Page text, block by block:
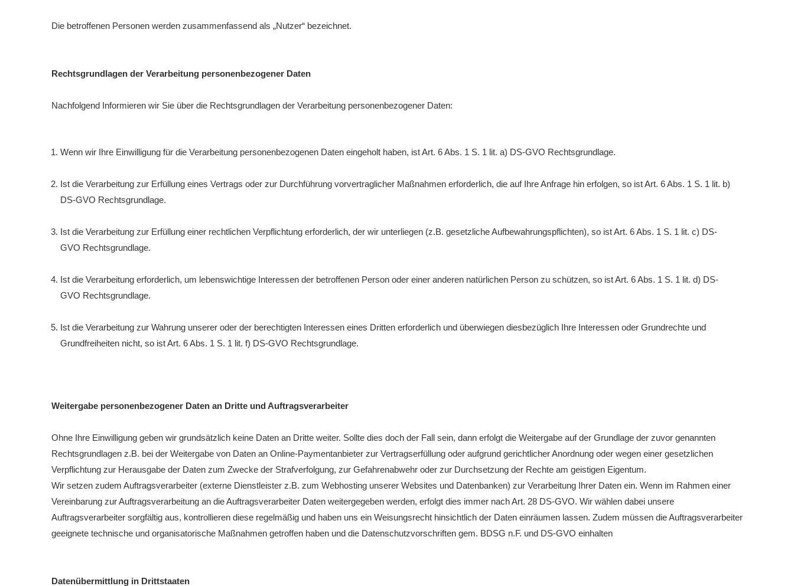
Die betroffenen Personen werden zusammenfassend als „Nutzer“ bezeichnet.
Rechtsgrundlagen der Verarbeitung personenbezogener Daten
Nachfolgend Informieren wir Sie über die Rechtsgrundlagen der Verarbeitung personenbezogener Daten:
Wenn wir Ihre Einwilligung für die Verarbeitung personenbezogenen Daten eingeholt haben, ist Art. 6 Abs. 1 S. 1 lit. a) DS-GVO Rechtsgrundlage.
Ist die Verarbeitung zur Erfüllung eines Vertrags oder zur Durchführung vorvertraglicher Maßnahmen erforderlich, die auf Ihre Anfrage hin erfolgen, so ist Art. 6 Abs. 1 S. 1 lit. b)
DS-GVO Rechtsgrundlage.
Ist die Verarbeitung zur Erfüllung einer rechtlichen Verpflichtung erforderlich, der wir unterliegen (z.B. gesetzliche Aufbewahrungspflichten), so ist Art. 6 Abs. 1 S. 1 lit. c) DS-
GVO Rechtsgrundlage.
Ist die Verarbeitung erforderlich, um lebenswichtige Interessen der betroffenen Person oder einer anderen natürlichen Person zu schützen, so ist Art. 6 Abs. 1 S. 1 lit. d) DS-
GVO Rechtsgrundlage.
Ist die Verarbeitung zur Wahrung unserer oder der berechtigten Interessen eines Dritten erforderlich und überwiegen diesbezüglich Ihre Interessen oder Grundrechte und
Grundfreiheiten nicht, so ist Art. 6 Abs. 1 S. 1 lit. f) DS-GVO Rechtsgrundlage.
Weitergabe personenbezogener Daten an Dritte und Auftragsverarbeiter
Ohne Ihre Einwilligung geben wir grundsätzlich keine Daten an Dritte weiter. Sollte dies doch der Fall sein, dann erfolgt die Weitergabe auf der Grundlage der zuvor genannten
Rechtsgrundlagen z.B. bei der Weitergabe von Daten an Online-Paymentanbieter zur Vertragserfüllung oder aufgrund gerichtlicher Anordnung oder wegen einer gesetzlichen
Verpflichtung zur Herausgabe der Daten zum Zwecke der Strafverfolgung, zur Gefahrenabwehr oder zur Durchsetzung der Rechte am geistigen Eigentum.
Wir setzen zudem Auftragsverarbeiter (externe Dienstleister z.B. zum Webhosting unserer Websites und Datenbanken) zur Verarbeitung Ihrer Daten ein. Wenn im Rahmen einer
Vereinbarung zur Auftragsverarbeitung an die Auftragsverarbeiter Daten weitergegeben werden, erfolgt dies immer nach Art. 28 DS-GVO. Wir wählen dabei unsere
Auftragsverarbeiter sorgfältig aus, kontrollieren diese regelmäßig und haben uns ein Weisungsrecht hinsichtlich der Daten einräumen lassen. Zudem müssen die Auftragsverarbeiter
geeignete technische und organisatorische Maßnahmen getroffen haben und die Datenschutzvorschriften gem. BDSG n.F. und DS-GVO einhalten
Datenübermittlung in Drittstaaten